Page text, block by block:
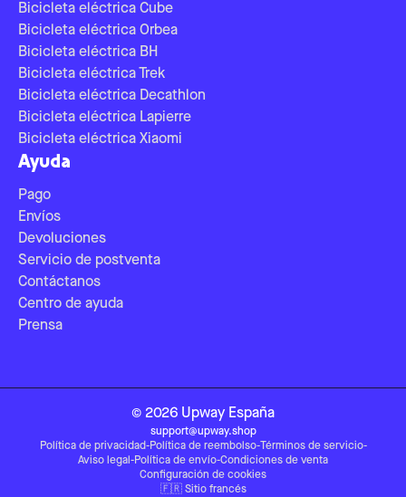
Bicicleta eléctrica Cube
Bicicleta eléctrica Orbea
Bicicleta eléctrica BH
Bicicleta eléctrica Trek
Bicicleta eléctrica Decathlon
Bicicleta eléctrica Lapierre
Bicicleta eléctrica Xiaomi
Ayuda
Pago
Envíos
Devoluciones
Servicio de postventa
Contáctanos
Centro de ayuda
Prensa
© 2026 Upway España
support@upway.shop
Política de privacidad-Política de reembolso-Términos de servicio-
Aviso legal -Política de envío-Condiciones de venta
Configuración de cookies
🇫🇷 Sitio francés